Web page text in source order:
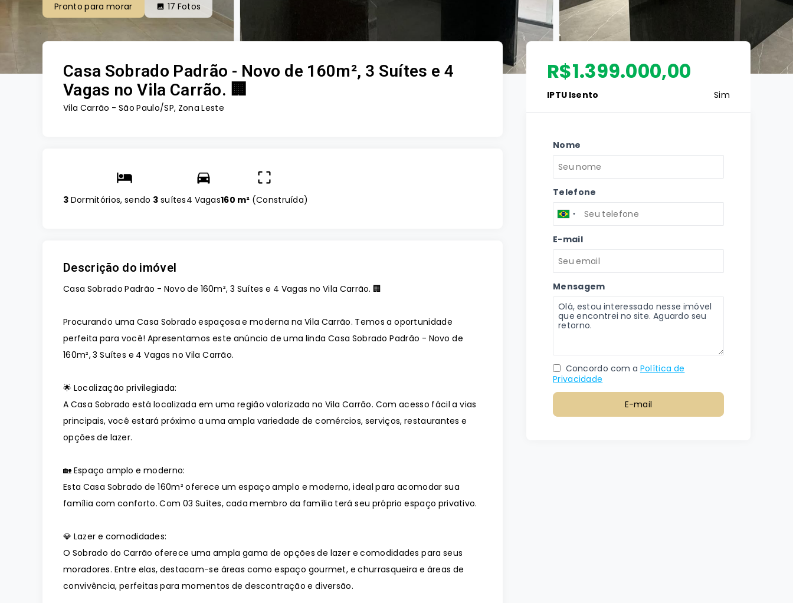
Pronto para morar 17 Fotos
Casa Sobrado Padrão - Novo de 160m², 3 Suítes e 4
Vagas no Vila Carrão. 🏢
Vila Carrão - São Paulo/SP, Zona Leste
3 Dormitórios, sendo 3 suítes4 Vagas160 m² (Construída)
Descrição do imóvel
Casa Sobrado Padrão - Novo de 160m², 3 Suítes e 4 Vagas no Vila Carrão. 🏢
Procurando uma Casa Sobrado espaçosa e moderna na Vila Carrão. Temos a oportunidade
perfeita para você! Apresentamos este anúncio de uma linda Casa Sobrado Padrão - Novo de
160m², 3 Suítes e 4 Vagas no Vila Carrão.
🌟 Localização privilegiada:
A Casa Sobrado está localizada em uma região valorizada no Vila Carrão. Com acesso fácil a vias
principais, você estará próximo a uma ampla variedade de comércios, serviços, restaurantes e
opções de lazer.
🏡 Espaço amplo e moderno:
Esta Casa Sobrado de 160m² oferece um espaço amplo e moderno, ideal para acomodar sua
família com conforto. Com 03 Suítes, cada membro da família terá seu próprio espaço privativo.
💎 Lazer e comodidades:
O Sobrado do Carrão oferece uma ampla gama de opções de lazer e comodidades para seus
moradores. Entre elas, destacam-se áreas como espaço gourmet, e churrasqueira e áreas de
convivência, perfeitas para momentos de descontração e diversão.
R$1.399.000,00
IPTU Isento Sim
Nome
Telefone
E-mail
Mensagem
Concordo com a Política de
Privacidade
E-mail